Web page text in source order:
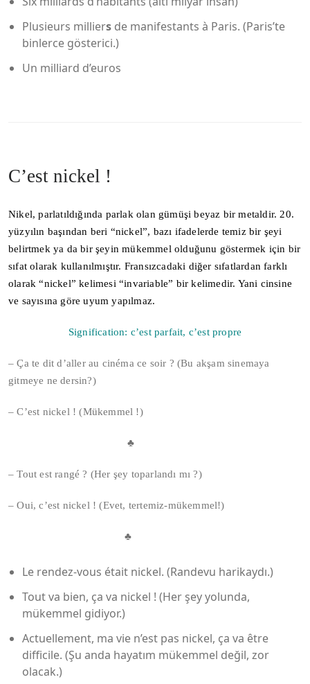
Plusieurs milliers de manifestants à Paris. (Paris’te
binlerce gösterici.)
Un milliard d’euros
C’est nickel !
Nikel, parlatıldığında parlak olan gümüşi beyaz bir metaldir. 20.
yüzyılın başından beri “nickel”, bazı ifadelerde temiz bir şeyi
belirtmek ya da bir şeyin mükemmel olduğunu göstermek için bir
sıfat olarak kullanılmıştır. Fransızcadaki diğer sıfatlardan farklı
olarak “nickel” kelimesi “invariable” bir kelimedir. Yani cinsine
ve sayısına göre uyum yapılmaz.
Signification: c’est parfait, c’est propre
– Ça te dit d’aller au cinéma ce soir ? (Bu akşam sinemaya
gitmeye ne dersin?)
– C’est nickel ! (Mükemmel !)
♣
– Tout est rangé ? (Her şey toparlandı mı ?)
– Oui, c’est nickel ! (Evet, tertemiz-mükemmel!)
♣
Le rendez-vous était nickel. (Randevu harikaydı.)
Tout va bien, ça va nickel ! (Her şey yolunda,
mükemmel gidiyor.)
Actuellement, ma vie n’est pas nickel, ça va être
difficile. (Şu anda hayatım mükemmel değil, zor
olacak.)